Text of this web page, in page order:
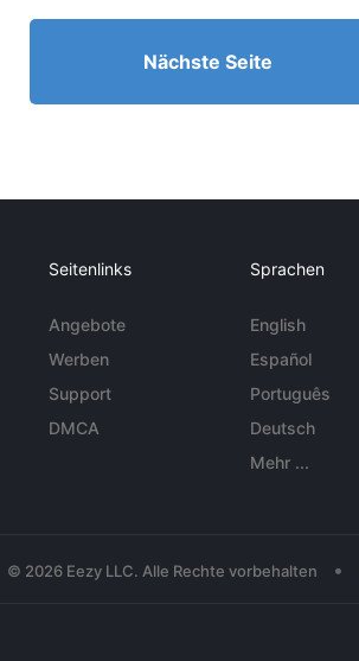
Nächste Seite
Seitenlinks
Angebote
Werben
Support
DMCA
Sprachen
English
Español
Português
Deutsch
Mehr ...
© 2026 Eezy LLC. Alle Rechte vorbehalten •